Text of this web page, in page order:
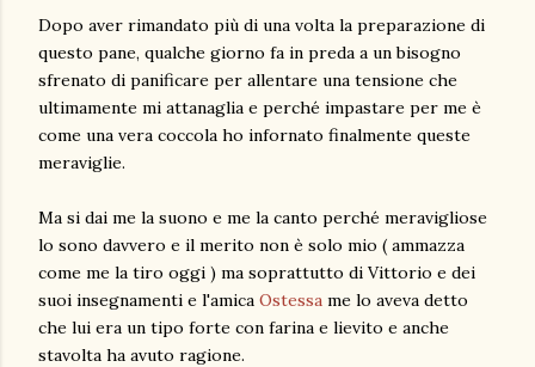
Dopo aver rimandato più di una volta la preparazione di
questo pane, qualche giorno fa in preda a un bisogno
sfrenato di panificare per allentare una tensione che
ultimamente mi attanaglia e perché impastare per me è
come una vera coccola ho infornato finalmente queste
meraviglie.
Ma si dai me la suono e me la canto perché meravigliose
lo sono davvero e il merito non è solo mio ( ammazza
come me la tiro oggi ) ma soprattutto di Vittorio e dei
suoi insegnamenti e l'amica Ostessa me lo aveva detto
che lui era un tipo forte con farina e lievito e anche
stavolta ha avuto ragione.